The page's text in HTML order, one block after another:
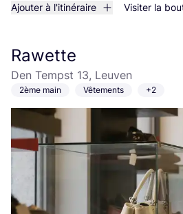
Ajouter à l'itinéraire Visiter la
Rawette
Den Tempst 13, Leuven
2ème main Vêtements +2